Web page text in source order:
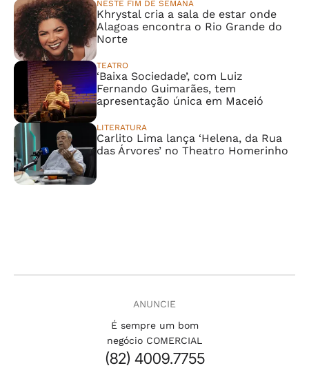
NESTE FIM DE SEMANA
Khrystal cria a sala de estar onde
Alagoas encontra o Rio Grande do
Norte
TEATRO
‘Baixa Sociedade’, com Luiz
Fernando Guimarães, tem
apresentação única em Maceió
LITERATURA
Carlito Lima lança ‘Helena, da Rua
das Árvores’ no Theatro Homerinho
ANUNCIE
É sempre um bom
negócio COMERCIAL
(82) 4009.7755